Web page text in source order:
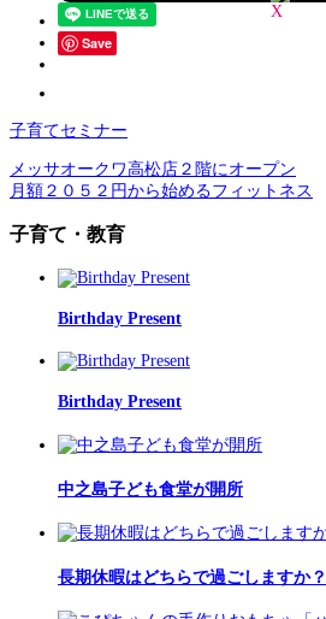
Save
子育てセミナー
メッサオークワ高松店２階にオープン
月額２０５２円から始めるフィットネス
子育て・教育
Birthday Present
Birthday Present
中之島子ども食堂が開所
長期休暇はどちらで過ごしますか？